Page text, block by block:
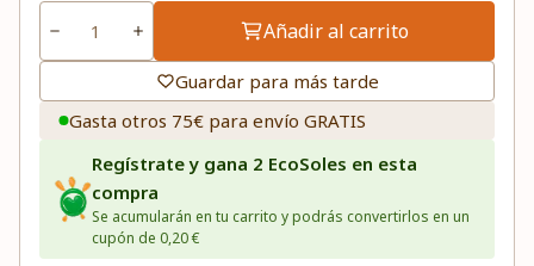
Añadir al carrito
Guardar para más tarde
Gasta otros 75€ para envío GRATIS
Regístrate y gana 2 EcoSoles en esta
compra
Se acumularán en tu carrito y podrás convertirlos en un
cupón de 0,20 €